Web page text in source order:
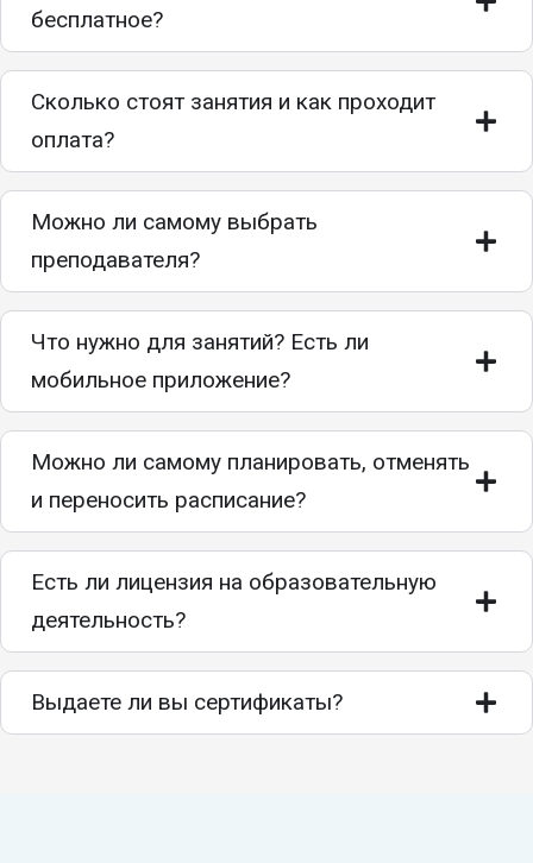
бесплатное?
Сколько стоят занятия и как проходит
оплата?
Можно ли самому выбрать
преподавателя?
Что нужно для занятий? Есть ли
мобильное приложение?
Можно ли самому планировать, отменять
и переносить расписание?
Есть ли лицензия на образовательную
деятельность?
Выдаете ли вы сертификаты?